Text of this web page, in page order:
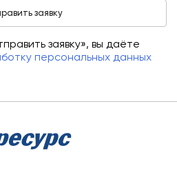
заявку», вы даёте
персональных данных